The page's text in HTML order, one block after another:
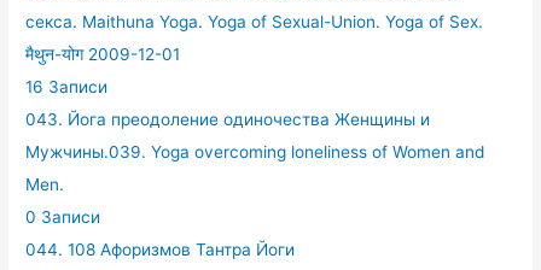
секса. Maithuna Yoga. Yoga of Sexual-Union. Yoga of Sex.
मैथुन-योग 2009-12-01
16 Записи
043. Йога преодоление одиночества Женщины и
Мужчины.039. Yoga overcoming loneliness of Women and
Men.
0 Записи
044. 108 Афоризмов Тантра Йоги